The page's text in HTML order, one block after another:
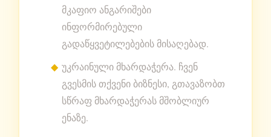
მკაფიო ანგარიშები
ინფორმირებული
გადაწყვეტილებების მისაღებად.
უკრაინული მხარდაჭერა. ჩვენ
გვესმის თქვენი ბიზნესი, გთავაზობთ
სწრაფ მხარდაჭერას მშობლიურ
ენაზე.